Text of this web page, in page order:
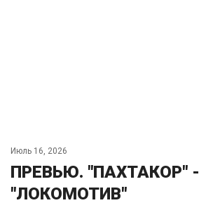
Июль 16, 2026
ПРЕВЬЮ. "ПАХТАКОР" -
"ЛОКОМОТИВ"